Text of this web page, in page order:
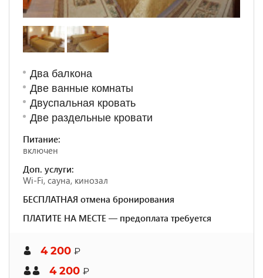
Два балкона
Две ванные комнаты
Двуспальная кровать
Две раздельные кровати
Питание:
включен
Доп. услуги:
Wi-Fi, сауна, кинозал
БЕСПЛАТНАЯ отмена бронирования
ПЛАТИТЕ НА МЕСТЕ — предоплата требуется
4 200 ₽
4 200 ₽